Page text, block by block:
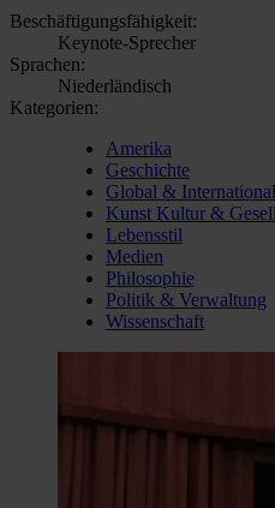
Beschäftigungsfähigkeit:
Keynote-Sprecher
Sprachen:
Niederländisch
Kategorien:
Amerika
Geschichte
Global & International
Kunst Kultur &
Lebensstil
Medien
Philosophie
Politik & Verwaltung
Wissenschaft